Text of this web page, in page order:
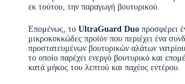
εκ τούτου, την παραγωγή βουτυρικού.
Επομένως, το UltraGuard Duoπροσφέρει
μικροκοκκώδες προϊόν που περιέχει ένα
προστατευμένων βουτυρικών αλάτων
το οποίο παρέχει ενεργό βουτυρικό και
κατά μήκος του λεπτού και παχέος εντέρου.